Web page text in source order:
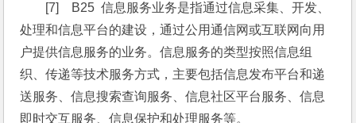
[7]    B25  信息服务业务是指通过信息采集、开发、
处理和信息平台的建设，通过公用通信网或互联网向用
户提供信息服务的业务。信息服务的类型按照信息组
织、传递等技术服务方式，主要包括信息发布平台和递
送服务、信息搜索查询服务、信息社区平台服务、信息
即时交互服务、信息保护和处理服务等。